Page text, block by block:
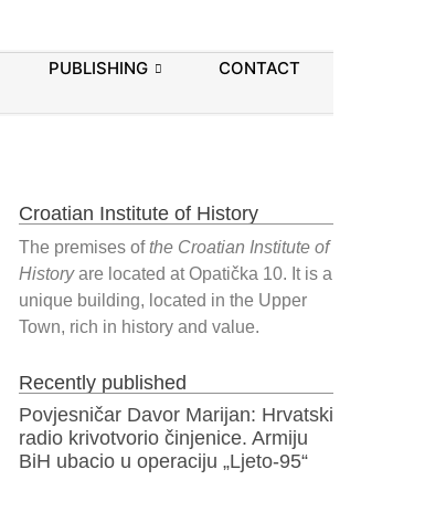
PUBLISHING
CONTACT
Croatian Institute of History
The premises ofthe Croatian Institute of
Historyare located at Opatička 10. It is a
unique building, located in the Upper
Town, rich in history and value.
Recently published
Povjesničar Davor Marijan: Hrvatski
radio krivotvorio činjenice. Armiju
BiH ubacio u operaciju „Ljeto-95“